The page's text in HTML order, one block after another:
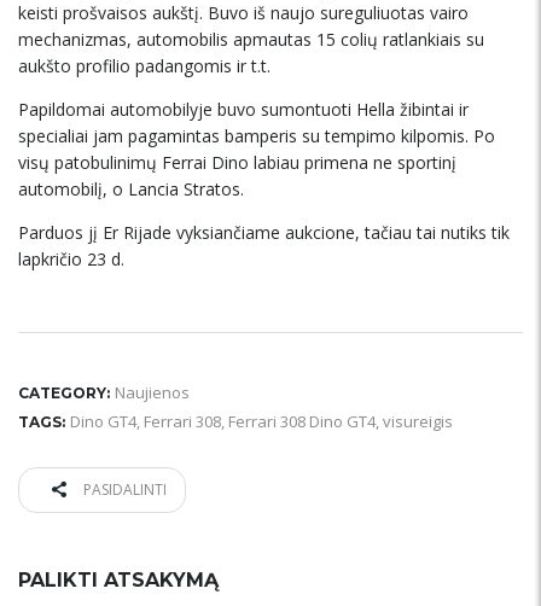
keisti prošvaisos aukštį. Buvo iš naujo sureguliuotas vairo
mechanizmas, automobilis apmautas 15 colių ratlankiais su
aukšto profilio padangomis ir t.t.
Papildomai automobilyje buvo sumontuoti Hella žibintai ir
specialiai jam pagamintas bamperis su tempimo kilpomis. Po
visų patobulinimų Ferrai Dino labiau primena ne sportinį
automobilį, o Lancia Stratos.
Parduos jį Er Rijade vyksiančiame aukcione, tačiau tai nutiks tik
lapkričio 23 d.
CATEGORY: Naujienos
TAGS: Dino GT4, Ferrari 308, Ferrari 308 Dino GT4,visureigis
PASIDALINTI
PALIKTI ATSAKYMĄ